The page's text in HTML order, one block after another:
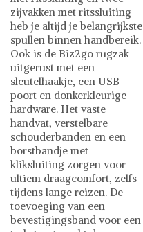
zijvakken met ritssluiting
heb je altijd je belangrijkste
spullen binnen handbereik.
Ook is de Biz2go rugzak
uitgerust met een
sleutelhaakje, een USB-
poort en donkerkleurige
hardware. Het vaste
handvat, verstelbare
schouderbanden en een
borstbandje met
kliksluiting zorgen voor
ultiem draagcomfort, zelfs
tijdens lange reizen. De
toevoeging van een
bevestigingsband voor een